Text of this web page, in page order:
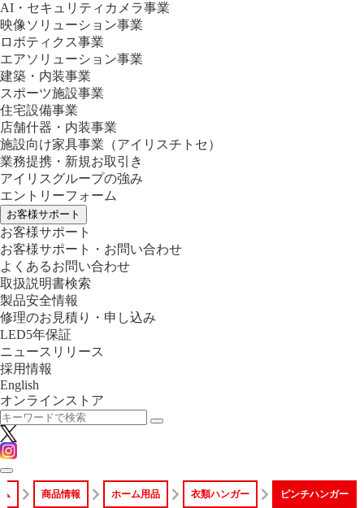
AI・セキュリティカメラ事業
映像ソリューション事業
ロボティクス事業
エアソリューション事業
建築・内装事業
スポーツ施設事業
住宅設備事業
店舗什器・内装事業
施設向け家具事業 （アイリスチトセ）
業務提携・新規お取引き
アイリスグループの強み
エントリーフォーム
お客様サポート
お客様サポート
お客様サポート・お問い合わせ
よくあるお問い合わせ
取扱説明書検索
製品安全情報
修理のお見積り・申し込み
LED5年保証
ニュースリリース
採用情報
English
オンラインストア
商品情報 ホーム用品 衣類ハンガー ピンチハンガー